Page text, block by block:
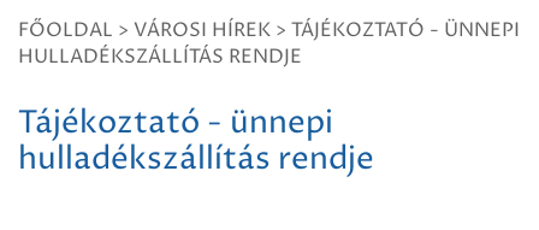
FŐOLDAL > VÁROSI HÍREK > TÁJÉKOZTATÓ - ÜNNEPI
HULLADÉKSZÁLLÍTÁS RENDJE
Tájékoztató - ünnepi
hulladékszállítás rendje